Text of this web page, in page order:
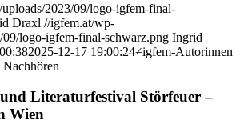
2023/09/logo-igfem-final-
Draxl //igfem.at/wp-
09/logo-igfem-final-schwarz.png Ingrid
2025-12-17 19:00:24≠igfem-Autorinnen
Nachhören
Literaturfestival Störfeuer –
Wien